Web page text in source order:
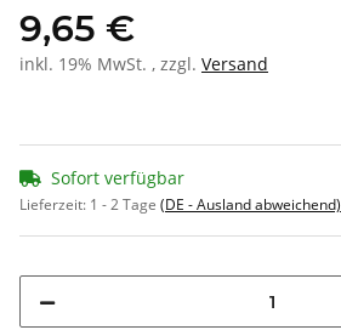
9,65 €
inkl. 19% MwSt. , zzgl. Versand
Sofort verfügbar
Lieferzeit: 1 - 2 Tage (DE - Ausland abweichend)